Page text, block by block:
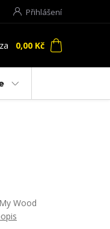
Přihlášení
za 0,00 Kč
Wood